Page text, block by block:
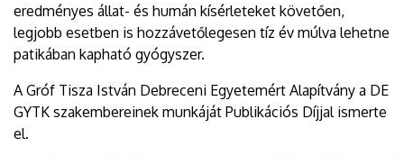
eredményes állat- és humán kísérleteket követően,
legjobb esetben is hozzávetőlegesen tíz év múlva lehetne
patikában kapható gyógyszer.
A Gróf Tisza István Debreceni Egyetemért Alapítvány a DE
GYTK szakembereinek munkáját Publikációs Díjjal ismerte
el.